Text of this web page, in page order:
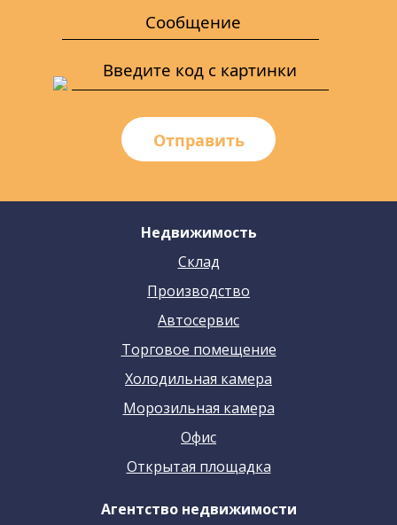
Отправить
Недвижимость
Склад
Производство
Автосервис
Торговое помещение
Холодильная камера
Морозильная камера
Офис
Открытая площадка
Агентство недвижимости